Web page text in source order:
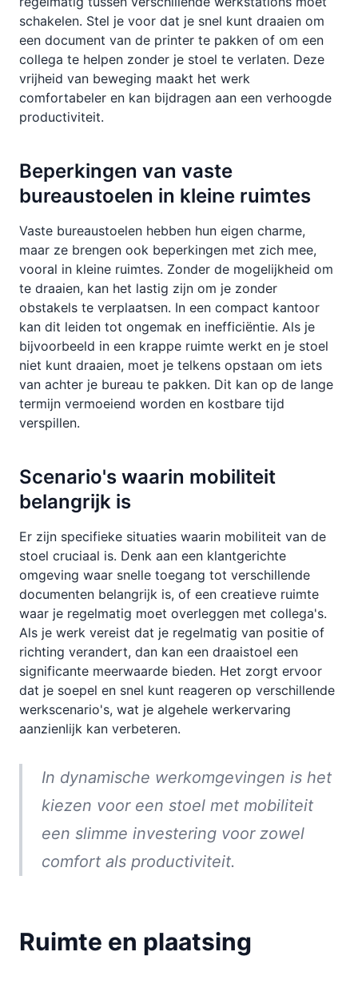
schakelen. Stel je voor dat je snel kunt draaien om
een document van de printer te pakken of om een
collega te helpen zonder je stoel te verlaten. Deze
vrijheid van beweging maakt het werk
comfortabeler en kan bijdragen aan een verhoogde
productiviteit.
Beperkingen van vaste
bureaustoelen in kleine ruimtes
Vaste bureaustoelen hebben hun eigen charme,
maar ze brengen ook beperkingen met zich mee,
vooral in kleine ruimtes. Zonder de mogelijkheid om
te draaien, kan het lastig zijn om je zonder
obstakels te verplaatsen. In een compact kantoor
kan dit leiden tot ongemak en inefficiëntie. Als je
bijvoorbeeld in een krappe ruimte werkt en je stoel
niet kunt draaien, moet je telkens opstaan om iets
van achter je bureau te pakken. Dit kan op de lange
termijn vermoeiend worden en kostbare tijd
verspillen.
Scenario's waarin mobiliteit
belangrijk is
Er zijn specifieke situaties waarin mobiliteit van de
stoel cruciaal is. Denk aan een klantgerichte
omgeving waar snelle toegang tot verschillende
documenten belangrijk is, of een creatieve ruimte
waar je regelmatig moet overleggen met collega's.
Als je werk vereist dat je regelmatig van positie of
richting verandert, dan kan een draaistoel een
significante meerwaarde bieden. Het zorgt ervoor
dat je soepel en snel kunt reageren op verschillende
werkscenario's, wat je algehele werkervaring
aanzienlijk kan verbeteren.
In dynamische werkomgevingen is het
kiezen voor een stoel met mobiliteit
een slimme investering voor zowel
comfort als productiviteit.
Ruimte en plaatsing